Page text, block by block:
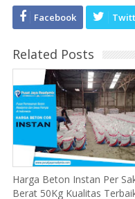
Facebook
Related Posts
Harga Beton Instan Per
Berat 50Kg Kualitas